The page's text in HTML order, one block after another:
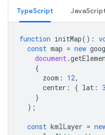
TypeScript
function initMap() :
const map = new
document.
{
zoom : 12,
center : { lat :
}
);
const kmlLayer =